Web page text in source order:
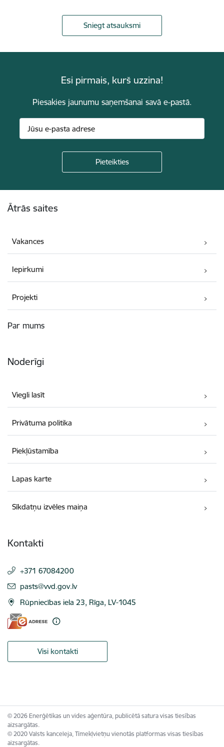
Sniegt atsauksmi
Esi pirmais, kurš uzzina!
Piesakies jaunumu saņemšanai savā e-pastā.
Ātrās saites
Vakances
Iepirkumi
Projekti
Par mums
Noderīgi
Viegli lasīt
Privātuma politika
Piekļūstamība
Lapas karte
Sīkdatņu izvēles maiņa
Kontakti
+371 67084200
E-pasts:
pasts@vvd.gov.lv
Rūpniecības iela 23, Rīga, LV-1045
Visi kontakti
© 2026 Enerģētikas un vides aģentūra, publicētā satura visas tiesības
aizsargātas.
© 2020 Valsts kanceleja, Tīmekļvietņu vienotās platformas visas tiesības
aizsargātas.